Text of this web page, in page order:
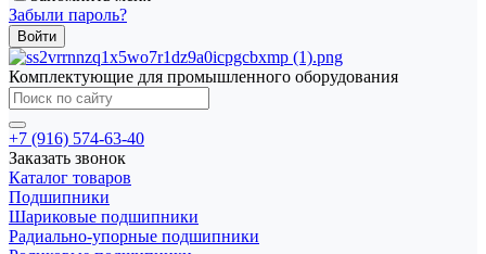
Забыли пароль?
Комплектующие для промышленного оборудования
+7 (916) 574-63-40
Заказать звонок
Каталог товаров
Подшипники
Шариковые подшипники
Радиально-упорные подшипники